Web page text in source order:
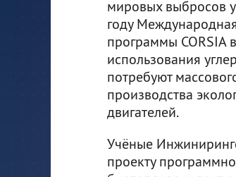
мировых выбросов
году
программы CORSIA
использования
потребуют
производства
двигателей.
Учёные
проекту